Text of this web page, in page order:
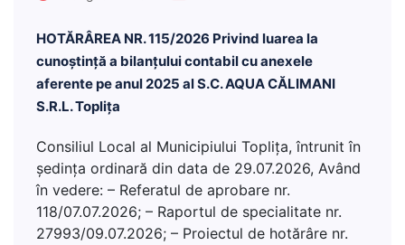
HOTĂRÂREA NR. 115/2026 Privind luarea la
cunoştinţă a bilanţului contabil cu anexele
aferente pe anul 2025 al S.C. AQUA CĂLIMANI
S.R.L. Topliţa
Consiliul Local al Municipiului Topliţa, întrunit în
şedinţa ordinară din data de 29.07.2026, Având
în vedere: – Referatul de aprobare nr.
118/07.07.2026; – Raportul de specialitate nr.
27993/09.07.2026; – Proiectul de hotărâre nr.